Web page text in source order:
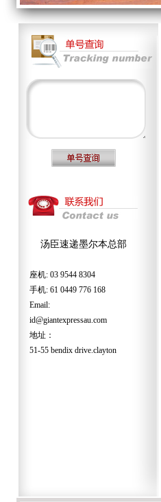
汤臣速递3
汤臣速递4
汤臣速递5
汤臣速递墨尔本总部
座机: 03 9544 8304
手机: 61 0449 776 168
Email:
id@giantexpressau.com
地址：
51-55 bendix drive.clayton